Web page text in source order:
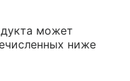
может
ниже